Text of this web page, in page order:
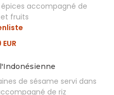
accompagné de
fruits
de sésame servi dans
de riz